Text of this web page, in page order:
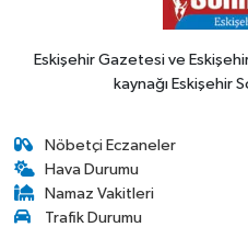
Eskişehir Gazetesi ve
kaynağı Eskişehir
Nöbetçi Eczaneler
Hava Durumu
Namaz Vakitleri
Trafik Durumu